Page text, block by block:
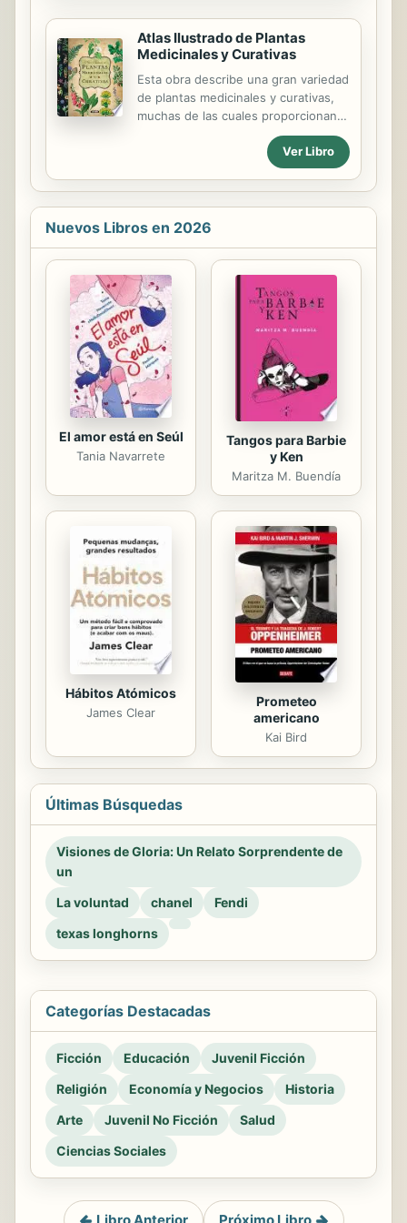
Atlas Ilustrado de Plantas
Medicinales y Curativas
Esta obra describe una gran variedad
de plantas medicinales y curativas,
muchas de las cuales proporcionan
valiosos principios activos que son
aprovechados por la industria
farmacéutica. Un volumen, con
numerosas y detalladas ilustraciones,
que ofrece una
Ver Libro
Nuevos Libros en 2026
El amor está en Seúl
Tania Navarrete
Tangos para Barbie
y Ken
Maritza M. Buendía
Hábitos Atómicos
James Clear
Prometeo
americano
Kai Bird
Últimas Búsquedas
Visiones de Gloria: Un Relato Sorprendente de
un
La voluntad
chanel
Fendi
texas longhorns
Categorías Destacadas
Ficción Educación
Juvenil Ficción
Religión
Economía y Negocios
Historia
Arte
Juvenil No Ficción
Salud
Ciencias Sociales